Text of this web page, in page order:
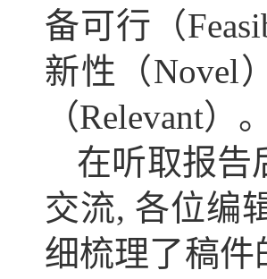
备可行（
新性（Novel
（Relevant）。
在听取报告
交流, 各位编
细梳理了稿件